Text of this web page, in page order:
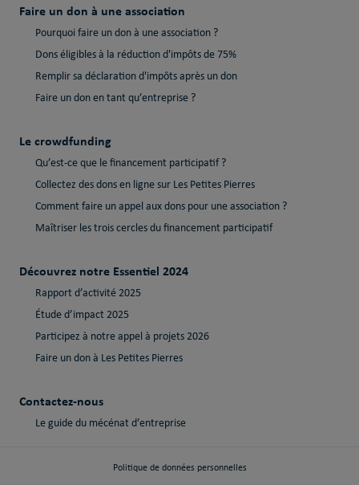
Faire un don à une association
Pourquoi faire un don à une association ?
Dons éligibles à la réduction d'impôts de 75%
Remplir sa déclaration d'impôts après un don
Faire un don en tant qu’entreprise ?
Le crowdfunding
Qu’est-ce que le financement participatif ?
Collectez des dons en ligne sur Les Petites Pierres
Comment faire un appel aux dons pour une association ?
Maîtriser les trois cercles du financement participatif
Découvrez notre Essentiel 2024
Rapport d’activité 2025
Étude d’impact 2025
Participez à notre appel à projets 2026
Faire un don à Les Petites Pierres
Contactez-nous
Le guide du mécénat d’entreprise
Politique de données personnelles